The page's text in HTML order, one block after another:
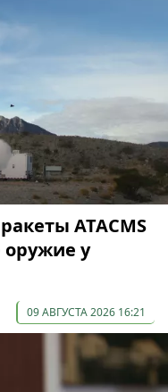
ATACMS
оружие у
09 АВГУСТА 2026 16:21